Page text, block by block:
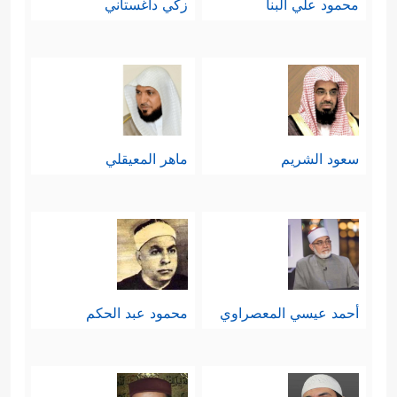
سادسًا: التحذير من التشبُّه بأخلاق الزناة
﴿ٱلزَّانِی لَا یَنكِحُ إِلَّا زَانِیَةً أَوۡ مُشۡرِكَةࣰ وَٱلزَّانِیَةُ لَا
یَنكِحُهَاۤ إِلَّا زَانٍ أَوۡ مُشۡرِكࣱۚ وَحُرِّمَ ذَ ٰ⁠لِكَ عَلَى
الآية حينما قرن الزنا بالشرك.
ثم أكَّد هذا التمايز بين مجتمع الطُّهرِ
والإيمان، وبين مجتمع الرذيلة والكفر:
لِلطَّیِّبِینَ وَٱلطَّیِّبُونَ لِلطَّیِّبَـٰتِۚ أُوْلَــٰۤىِٕكَ مُبَرَّءُونَ مِمَّا یَقُولُونَۖ
محمود علي البنا زكي داغستاني
سعود الشريم ماهر المعيقلي
أحمد عيسي المعصراوي محمود عبد الحكم